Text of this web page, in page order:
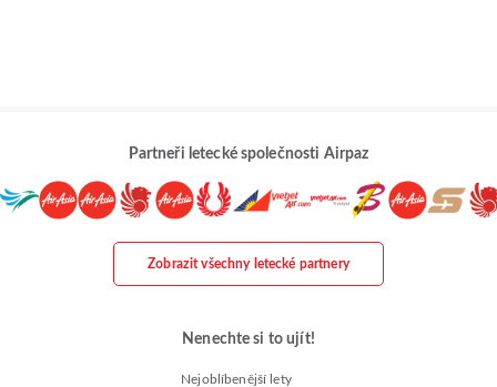
Partneři letecké společnosti Airpaz
Zobrazit všechny letecké partnery
Nenechte si to ujít!
Nejoblíbenější lety